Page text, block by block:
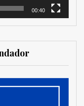
00:40